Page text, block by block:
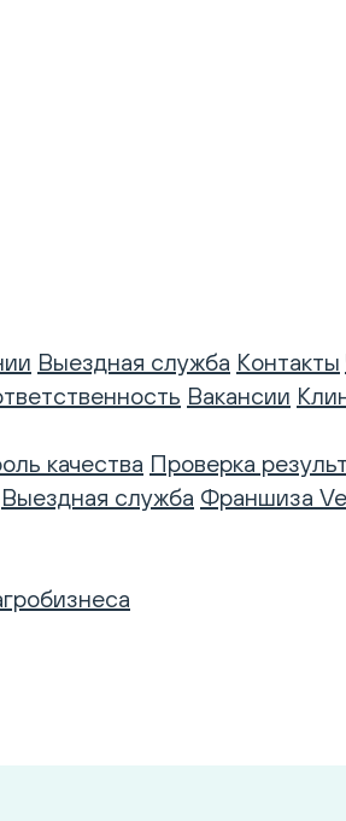
Выездная служба Контакты
Вакансии
качества Проверка
Выездная служба Франшиза